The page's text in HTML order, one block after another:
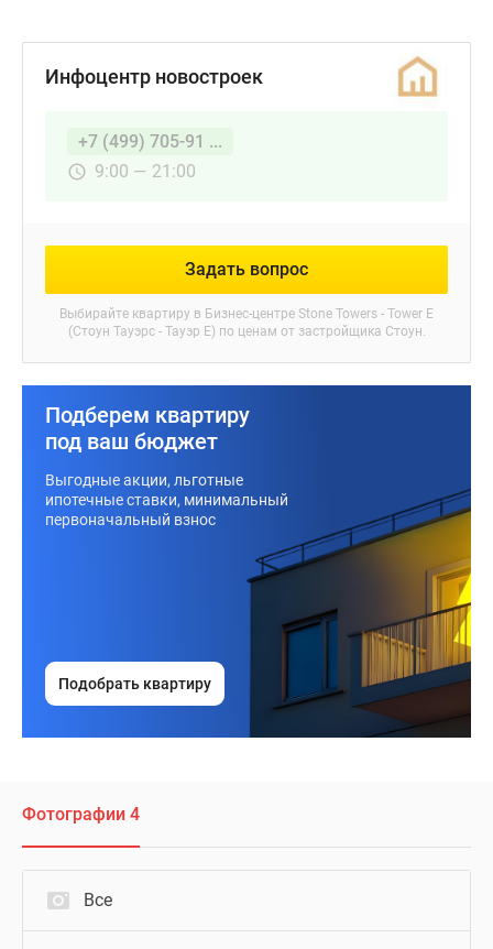
Инфоцентр новостроек
+7 (499) 705-91 ...
9:00 — 21:00
Задать вопрос
Выбирайте квартиру в Бизнес-центре Stone Towers - Tower E
(Стоун Тауэрс - Тауэр Е) по ценам от застройщика Стоун.
Подберем квартиру
под ваш бюджет
Выгодные акции, льготные
ипотечные ставки, минимальный
первоначальный взнос
Подобрать квартиру
Фотографии 4
Все